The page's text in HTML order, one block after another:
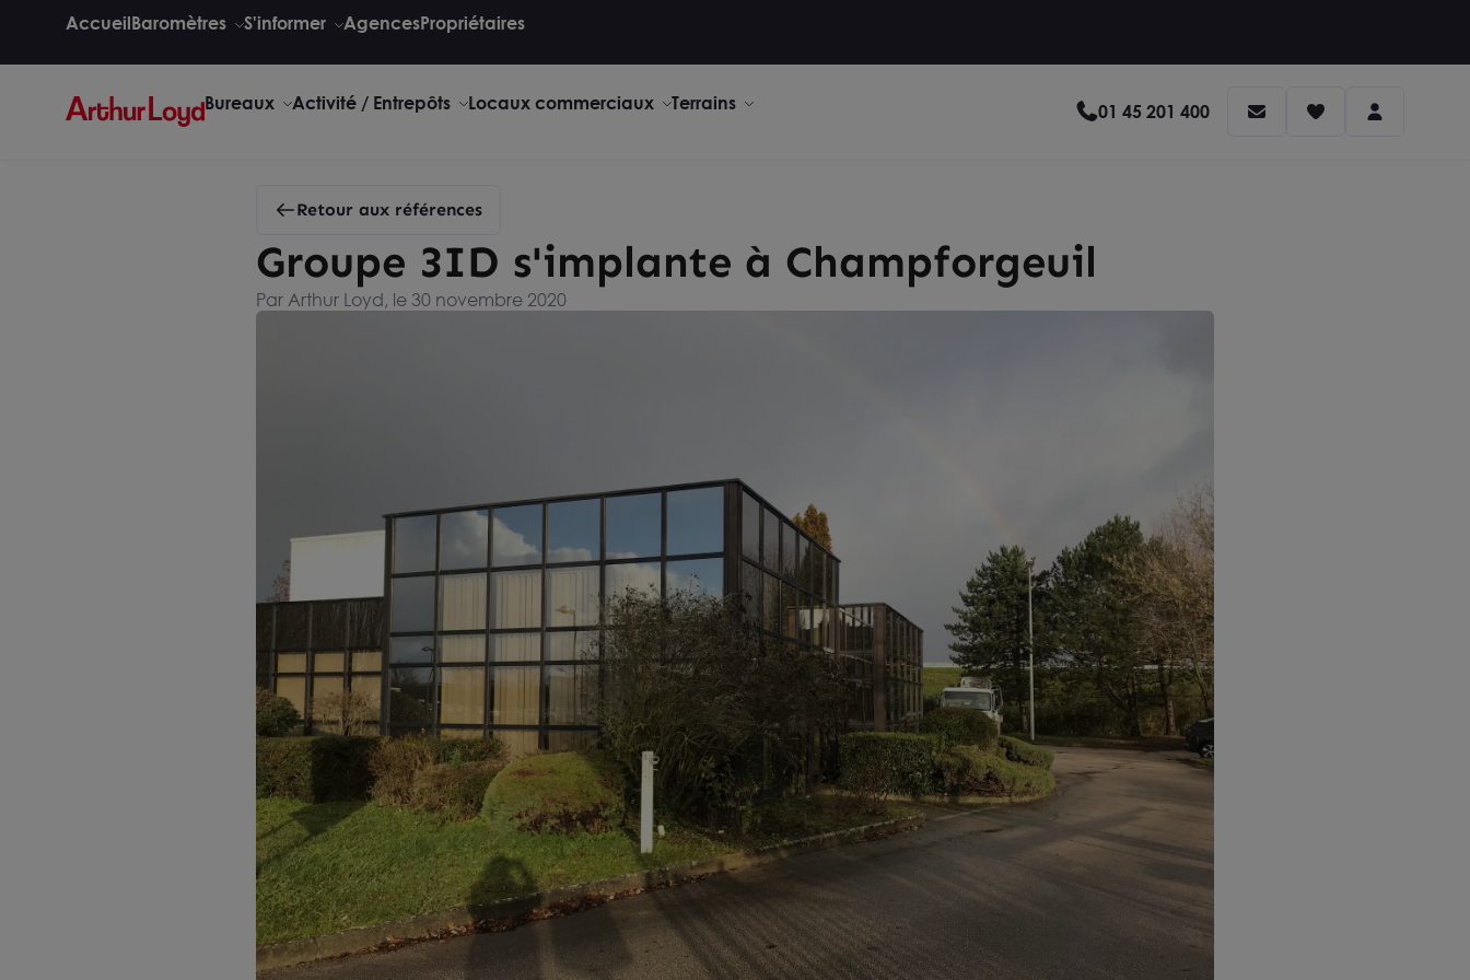
AccueilBaromètres S'informer AgencesPropriétaires
Bureaux Activité / Entrepôts Locaux commerciaux Terrains 01 45 201 400
Retour aux références
Groupe 3ID s'implante à Champforgeuil
Par Arthur Loyd, le 30 novembre 2020